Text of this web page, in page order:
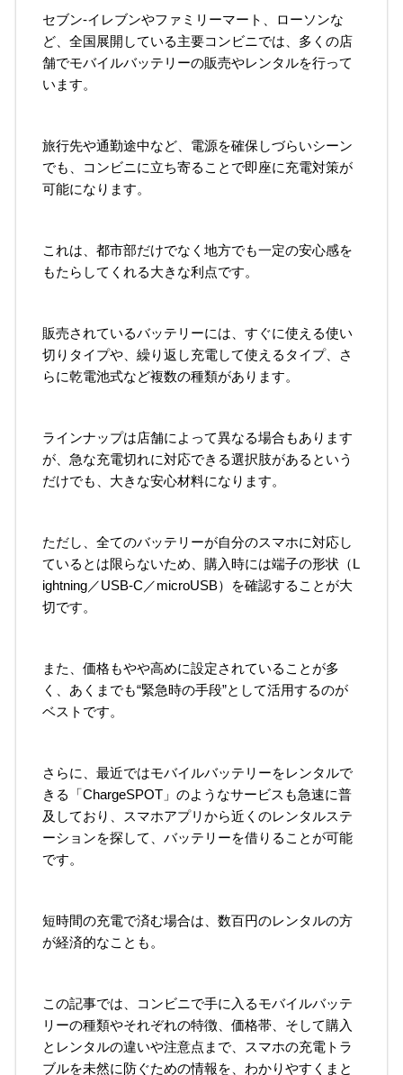
セブン-イレブンやファミリーマート、ローソンな
ど、全国展開している主要コンビニでは、多くの店
舗でモバイルバッテリーの販売やレンタルを行って
います。
旅行先や通勤途中など、電源を確保しづらいシーン
でも、コンビニに立ち寄ることで即座に充電対策が
可能になります。
これは、都市部だけでなく地方でも一定の安心感を
もたらしてくれる大きな利点です。
販売されているバッテリーには、すぐに使える使い
切りタイプや、繰り返し充電して使えるタイプ、さ
らに乾電池式など複数の種類があります。
ラインナップは店舗によって異なる場合もあります
が、急な充電切れに対応できる選択肢があるという
だけでも、大きな安心材料になります。
ただし、全てのバッテリーが自分のスマホに対応し
ているとは限らないため、購入時には端子の形状（L
ightning／USB-C／microUSB）を確認することが大
切です。
また、価格もやや高めに設定されていることが多
く、あくまでも“緊急時の手段”として活用するのが
ベストです。
さらに、最近ではモバイルバッテリーをレンタルで
きる「ChargeSPOT」のようなサービスも急速に普
及しており、スマホアプリから近くのレンタルステ
ーションを探して、バッテリーを借りることが可能
です。
短時間の充電で済む場合は、数百円のレンタルの方
が経済的なことも。
この記事では、コンビニで手に入るモバイルバッテ
リーの種類やそれぞれの特徴、価格帯、そして購入
とレンタルの違いや注意点まで、スマホの充電トラ
ブルを未然に防ぐための情報を、わかりやすくまと